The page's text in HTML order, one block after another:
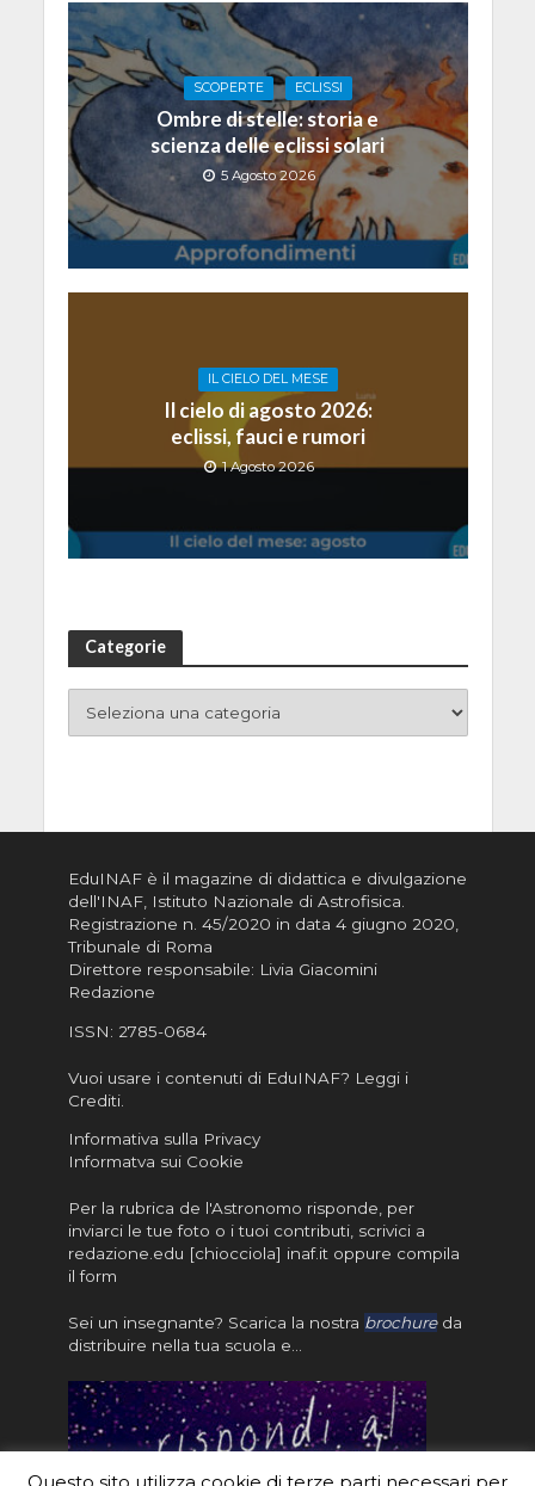
SCOPERTE ECLISSI
Ombre di stelle: storia e
scienza delle eclissi solari
5 Agosto 2026
IL CIELO DEL MESE
Il cielo di agosto 2026:
eclissi, fauci e rumori
1 Agosto 2026
Categorie
EduINAF è il magazine di didattica e divulgazione
dell'INAF, Istituto Nazionale di Astrofisica.
Registrazione n. 45/2020 in data 4 giugno 2020,
Tribunale di Roma
Direttore responsabile: Livia Giacomini
Redazione
ISSN: 2785-0684
Vuoi usare i contenuti di EduINAF? Leggi i
Crediti.
Informativa sulla Privacy
Informatva sui Cookie
Per la rubrica de l'Astronomo risponde, per
inviarci le tue foto o i tuoi contributi, scrivici a
redazione.edu [chiocciola] inaf.it oppure compila
il form
Sei un insegnante? Scarica la nostra brochureda
distribuire nella tua scuola e…